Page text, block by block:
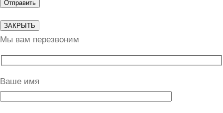
ЗАКРЫТЬ
Мы вам перезвоним
Ваше имя